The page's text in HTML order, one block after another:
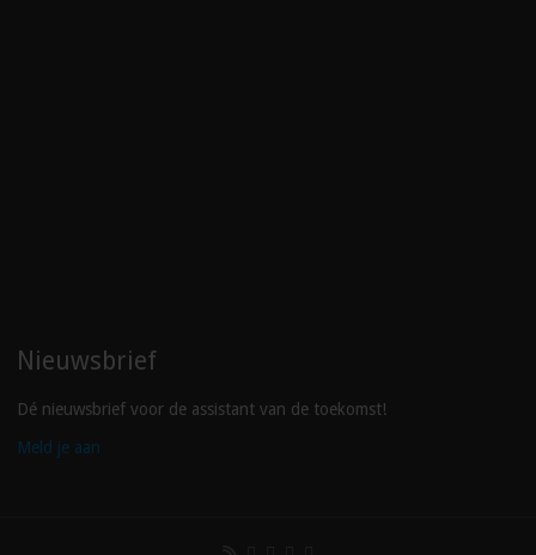
Nieuwsbrief
Dé nieuwsbrief voor de assistant van de toekomst!
Meld je aan